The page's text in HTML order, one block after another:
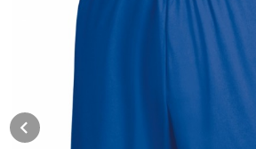
Prev